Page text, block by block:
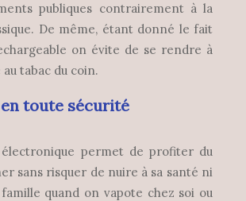
publiques contrairement à la
De même, étant donné le fait
on évite de se rendre à
tabac du coin.
toute sécurité
permet de profiter du
sans risquer de nuire à sa santé ni
quand on vapote chez soi ou